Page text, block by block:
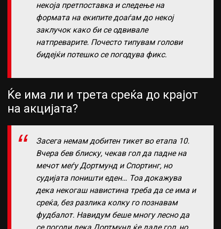
некоја претпоставка и следење на
формата на екипите доаѓам до некој
заклучок како би се одвивале
натпреварите. Почесто типувам голови
бидејќи потешко се погодува фикс.
Ќе има ли и трета среќа до крајот
на акцијата?
Засега немам добитен тикет во етапа 10.
Вчера бев блиску, чекав гол да падне на
мечот меѓу Дортмунд и Спортинг, но
судијата поништи еден… Тоа докажува
дека некогаш навистина треба да се има и
среќа, без разлика колку го познавам
фудбалот. Навидум беше многу лесно да